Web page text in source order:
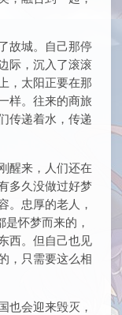
故城。自己那停
际，沉入了滚滚
，太阳正要在那
样。往来的商旅
传递着水，传递
醒来，人们还在
多久没做过好梦
。忠厚的老人，
怀梦而来的，
西。但自己也见
，只需要这么相
也会迎来毁灭，